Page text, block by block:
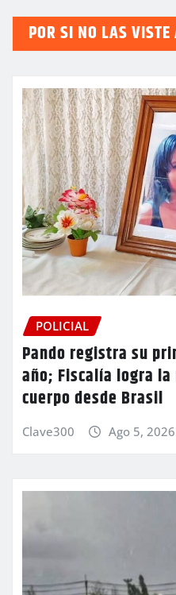
POR SI NO LAS VISTE
POLICIAL
Pando registra su
año; Fiscalía logra
cuerpo desde Brasil
Clave300 Ago 5, 2026